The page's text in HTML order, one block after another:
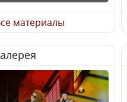
ли представлены
регионов в
материалы